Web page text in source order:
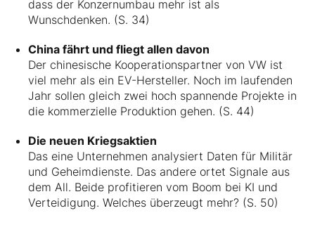
dass der Konzernumbau mehr ist als
Wunschdenken. (S. 34)
China fährt und fliegt allen davon
Der chinesische Kooperationspartner von VW ist
viel mehr als ein EV-Hersteller. Noch im laufenden
Jahr sollen gleich zwei hoch spannende Projekte in
die kommerzielle Produktion gehen. (S. 44)
Die neuen Kriegsaktien
Das eine Unternehmen analysiert Daten für Militär
und Geheimdienste. Das andere ortet Signale aus
dem All. Beide profitieren vom Boom bei KI und
Verteidigung. Welches überzeugt mehr? (S. 50)